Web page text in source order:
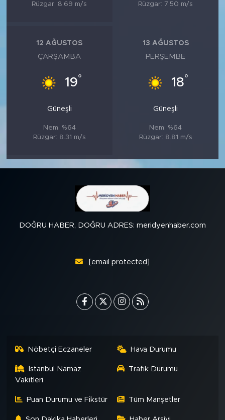
Rüzgar: 8.69 m/s
Rüzgar: 7.50 m/s
12 AĞUSTOS
ÇARŞAMBA
19°
Güneşli
Nem: %64
Rüzgar: 8.31 m/s
13 AĞUSTOS
PERŞEMBE
18°
Güneşli
Nem: %64
Rüzgar: 8.81 m/s
DOĞRU HABER, DOĞRU ADRES: meridyenhaber.com
[email protected]
Nöbetçi Eczaneler Hava Durumu
İstanbul Namaz
Vakitleri
Trafik Durumu
Puan Durumu ve Fikstür Tüm Manşetler